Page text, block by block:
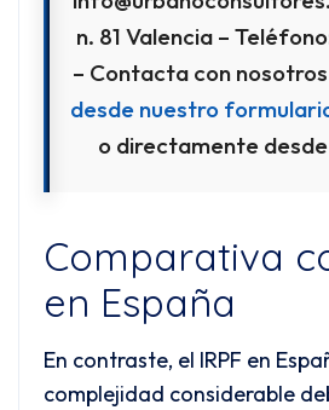
n. 81 Valencia –
– Contacta con
desde nuestro
o directamente desde
Comparativa
en España
En contraste, el IRPF en
complejidad considerable